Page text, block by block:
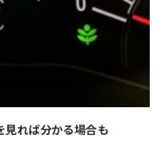
れば分かる場合も